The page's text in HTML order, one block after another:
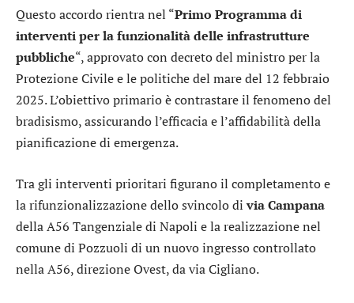
Questo accordo rientra nel “Primo Programma di
interventi per la funzionalità delle infrastrutture
pubbliche“, approvato con decreto del ministro per la
Protezione Civile e le politiche del mare del 12 febbraio
2025. L’obiettivo primario è contrastare il fenomeno del
bradisismo, assicurando l’efficacia e l’affidabilità della
pianificazione di emergenza.
Tra gli interventi prioritari figurano il completamento e
la rifunzionalizzazione dello svincolo divia Campana
della A56 Tangenziale di Napoli e la realizzazione nel
comune di Pozzuoli di un nuovo ingresso controllato
nella A56, direzione Ovest, da via Cigliano.